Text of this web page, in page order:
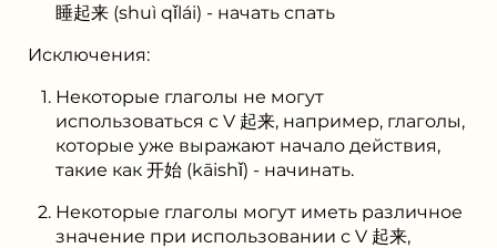
睡起来 (shuì qǐlái) - начать спать
Исключения:
Некоторые глаголы не могут
использоваться с V 起来, например, глаголы,
которые уже выражают начало действия,
такие как 开始 (kāishǐ) - начинать.
Некоторые глаголы могут иметь различное
значение при использовании с V 起来,